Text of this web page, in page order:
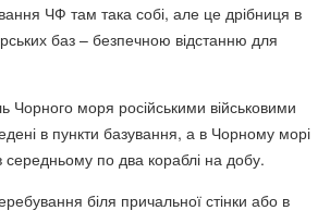
ЧФ там така собі, але це дрібниця в
баз – безпечною відстанню для
Чорного моря російськими військовими
в пункти базування, а в Чорному морі
середньому по два кораблі на добу.
біля причальної стінки або в